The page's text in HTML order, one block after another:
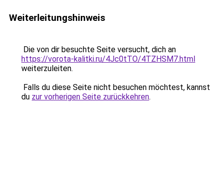
Weiterleitungshinweis
Die von dir besuchte Seite versucht, dich an
https://vorota-kalitki.ru/4Jc0tTO/4TZHSM7.html
weiterzuleiten.
Falls du diese Seite nicht besuchen möchtest, kannst
du zur vorherigen Seite zurückkehren.